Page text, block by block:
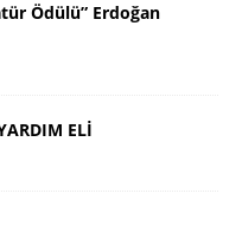
Ödülü” Erdoğan
ELİ